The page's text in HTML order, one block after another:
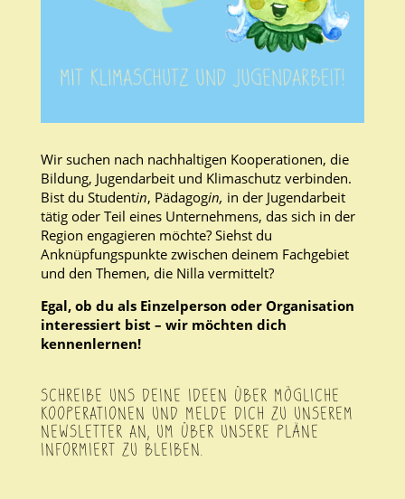
Wir suchen nach nachhaltigen Kooperationen, die
Bildung, Jugendarbeit und Klimaschutz verbinden.
Bist du Studentin, Pädagogin, in der Jugendarbeit
tätig oder Teil eines Unternehmens, das sich in der
Region engagieren möchte? Siehst du
Anknüpfungspunkte zwischen deinem Fachgebiet
und den Themen, die Nilla vermittelt?
Egal, ob du als Einzelperson oder Organisation
interessiert bist – wir möchten dich
kennenlernen!
SCHREIBE UNS DEINE IDEEN ÜBER MÖGLICHE
KOOPERATIONEN UND MELDE DICH ZU UNSEREM
NEWSLETTER AN, UM ÜBER UNSERE PLÄNE
INFORMIERT ZU BLEIBEN.